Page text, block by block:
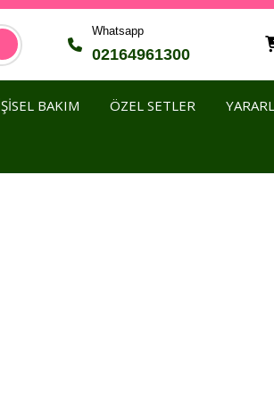
Whatsapp
02164961300
BAKIM ÖZEL SETLER